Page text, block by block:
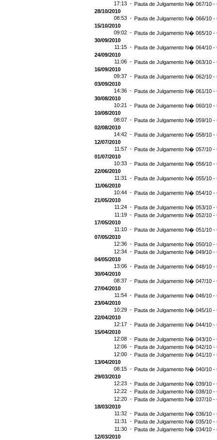
17:13 - Pauta de Julgamento N� 067/10 -
28/10/2010
08:53 - Pauta de Julgamento N� 066/10 -
15/10/2010
09:02 - Pauta de Julgamento N� 065/10 -
30/09/2010
11:15 - Pauta de Julgamento N� 064/10 -
24/09/2010
11:06 - Pauta de Julgamento N� 063/10 -
16/09/2010
09:37 - Pauta de Julgamento N� 062/10 -
03/09/2010
14:36 - Pauta de Julgamento N� 061/10 -
30/08/2010
10:21 - Pauta de Julgamento N� 060/10 -
10/08/2010
08:07 - Pauta de Julgamento N� 059/10 -
02/08/2010
14:42 - Pauta de Julgamento N� 058/10 -
12/07/2010
11:57 - Pauta de Julgamento N� 057/10 -
01/07/2010
10:33 - Pauta de Julgamento N� 056/10 -
22/06/2010
11:31 - Pauta de Julgamento N� 055/10 -
11/06/2010
10:44 - Pauta de Julgamento N� 054/10 -
21/05/2010
11:24 - Pauta de Julgamento N� 053/10 -
11:19 - Pauta de Julgamento N� 052/10 -
17/05/2010
11:10 - Pauta de Julgamento N� 051/10 -
07/05/2010
12:36 - Pauta de Julgamento N� 050/10 -
12:34 - Pauta de Julgamento N� 049/10 -
04/05/2010
13:06 - Pauta de Julgamento N� 048/10 -
30/04/2010
08:37 - Pauta de Julgamento N� 047/10 -
27/04/2010
11:54 - Pauta de Julgamento N� 046/10 -
23/04/2010
10:29 - Pauta de Julgamento N� 045/10 -
22/04/2010
12:17 - Pauta de Julgamento N� 044/10 -
15/04/2010
12:08 - Pauta de Julgamento N� 043/10 -
12:06 - Pauta de Julgamento N� 042/10 -
12:00 - Pauta de Julgamento N� 041/10 -
13/04/2010
08:15 - Pauta de Julgamento N� 040/10 -
29/03/2010
12:23 - Pauta de Julgamento N� 039/10 -
12:22 - Pauta de Julgamento N� 038/10 -
12:20 - Pauta de Julgamento N� 037/10 -
18/03/2010
11:32 - Pauta de Julgamento N� 036/10 -
11:31 - Pauta de Julgamento N� 035/10 -
11:30 - Pauta de Julgamento N� 034/10 -
12/03/2010